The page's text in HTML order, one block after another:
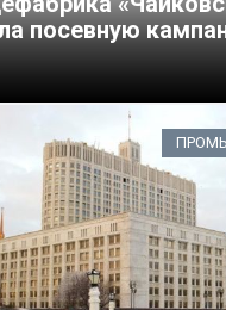
посевную